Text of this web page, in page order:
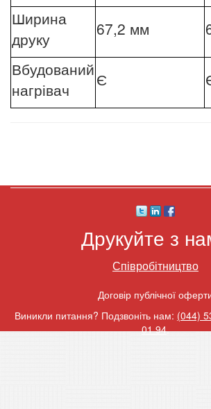
Ширина
друку
67,2 мм
Вбудований
нагрівач
Є
Друкуйте з
Співробітництво
Договір публічної
Виникли питання? Подзвоніть нам: (044)
01 94.